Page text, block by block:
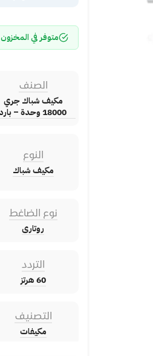
متوفر في المخزون
الصنف
مكيف شباك جري
18000 وحدة – بارد
النوع
مكيف شباك
نوع الضاغط
روتارى
التردد
60 هرتز
التصنيف
مكيفات